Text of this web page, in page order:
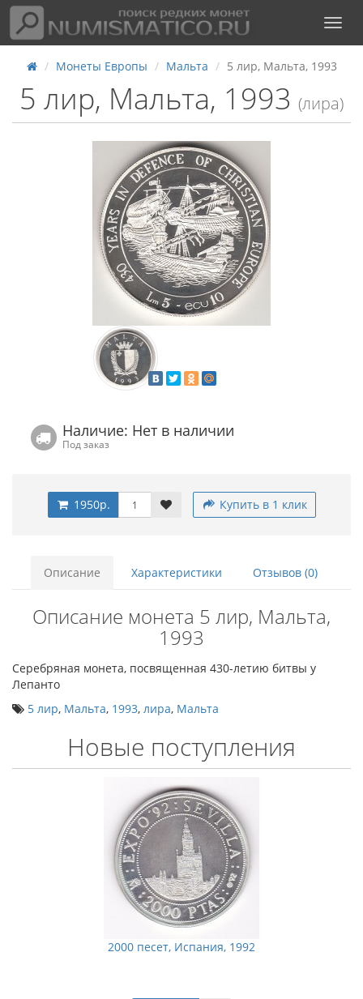
Монеты Европы Мальта 5 лир, Мальта, 1993
5 лир, Мальта, 1993 (лира)
Наличие: Нет в наличии
Под заказ
1950р. Купить в 1 клик
Описание Характеристики Отзывов (0)
Описание монета 5 лир, Мальта,
1993
Серебряная монета, посвященная 430-летию битвы у
Лепанто
5 лир, Мальта, 1993, лира, Мальта
Новые поступления
2000 песет, Испания, 1992